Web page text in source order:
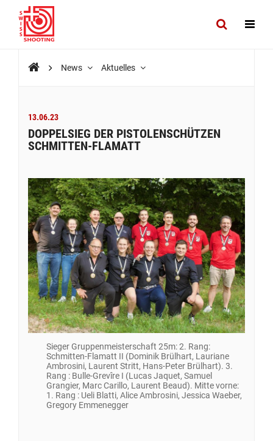
News Aktuelles
13.06.23
DOPPELSIEG DER PISTOLENSCHÜTZEN
SCHMITTEN-FLAMATT
Sieger Gruppenmeisterschaft 25m: 2. Rang:
Schmitten-Flamatt II (Dominik Brülhart, Lauriane
Ambrosini, Laurent Stritt, Hans-Peter Brülhart). 3.
Rang : Bulle-Grevîre I (Lucas Jaquet, Samuel
Grangier, Marc Carillo, Laurent Beaud). Mitte vorne:
1. Rang : Ueli Blatti, Alice Ambrosini, Jessica Waeber,
Gregory Emmenegger